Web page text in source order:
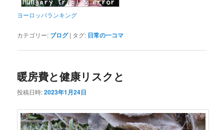
ヨーロッパランキング
カテゴリー: ブログ | タグ: 日常の一コマ
暖房費と健康リスクと
投稿日時:2023年1月24日